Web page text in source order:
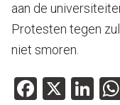
aan de
Protesten tegen
niet smoren.
X